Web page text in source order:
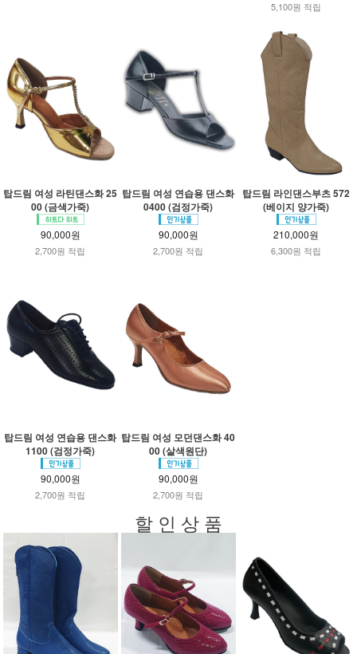
5,100원 적립
탑드림 여성 라틴댄스화 25
00 (금색가죽)
90,000원
2,700원 적립
탑드림 여성 연습용 댄스화
0400 (검정가죽)
90,000원
2,700원 적립
탑드림 라인댄스부츠 572
(베이지 양가죽)
210,000원
6,300원 적립
탑드림 여성 연습용 댄스화
1100 (검정가죽)
90,000원
2,700원 적립
탑드림 여성 모던댄스화 40
00 (살색원단)
90,000원
2,700원 적립
할 인 상 품